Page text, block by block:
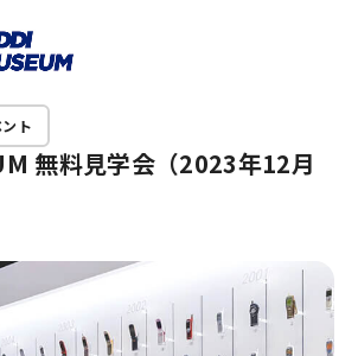
ト
無料見学会（2023年12月